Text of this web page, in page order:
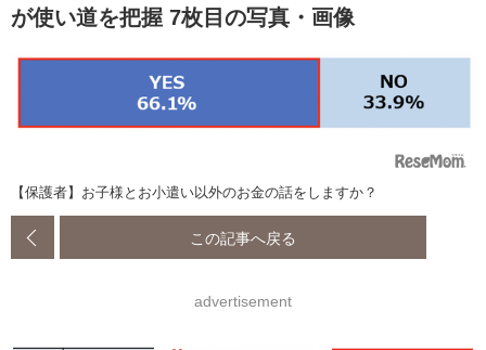
が使い道を把握 7枚目の写真・画像
【保護者】お子様とお小遣い以外のお金の話をしますか？
この記事へ戻る
advertisement